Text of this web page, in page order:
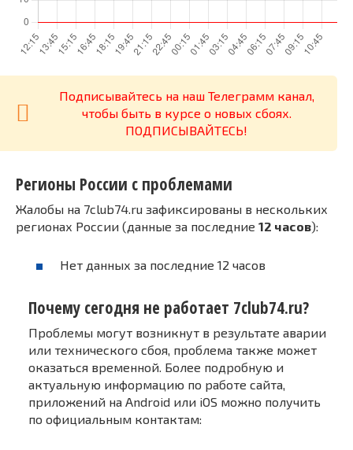
Подписывайтесь на наш Телеграмм канал,
чтобы быть в курсе о новых сбоях.
ПОДПИСЫВАЙТЕСЬ!
Регионы России с проблемами
Жалобы на 7club74.ru зафиксированы в нескольких
регионах России (данные за последние 12 часов):
Нет данных за последние 12 часов
Почему сегодня не работает 7club74.ru?
Проблемы могут возникнут в результате аварии
или технического сбоя, проблема также может
оказаться временной. Более подробную и
актуальную информацию по работе сайта,
приложений на Android или iOS можно получить
по официальным контактам: